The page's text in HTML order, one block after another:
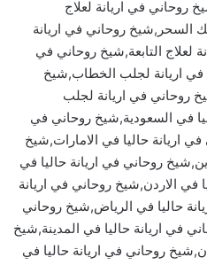
روحاني في اريانة لعلاج
السحر,شيخ روحاني في اريانة
لعلاج التابعة,شيخ روحاني في
في اريانة لجلب الخطاب,شيخ
روحاني في اريانة لجلب
في السعودية,شيخ روحاني في
اريانة حاليا في الامارات,شيخ
روحاني في اريانة حاليا في
في الاردن,شيخ روحاني في اريانة
حاليا في الرياض,شيخ روحاني
في اريانة حاليا في المدينة,شيخ
روحاني في اريانة حاليا في